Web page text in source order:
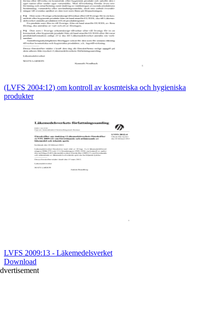
(LVFS 2004:12) om kontroll av kosmteiska och hygieniska
produkter
LVFS 2009:13 - Läkemedelsverket
Download